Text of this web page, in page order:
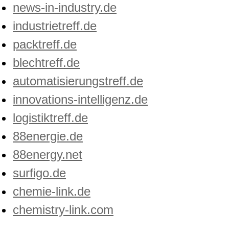
news-in-industry.de
industrietreff.de
packtreff.de
blechtreff.de
automatisierungstreff.de
innovations-intelligenz.de
logistiktreff.de
88energie.de
88energy.net
surfigo.de
chemie-link.de
chemistry-link.com